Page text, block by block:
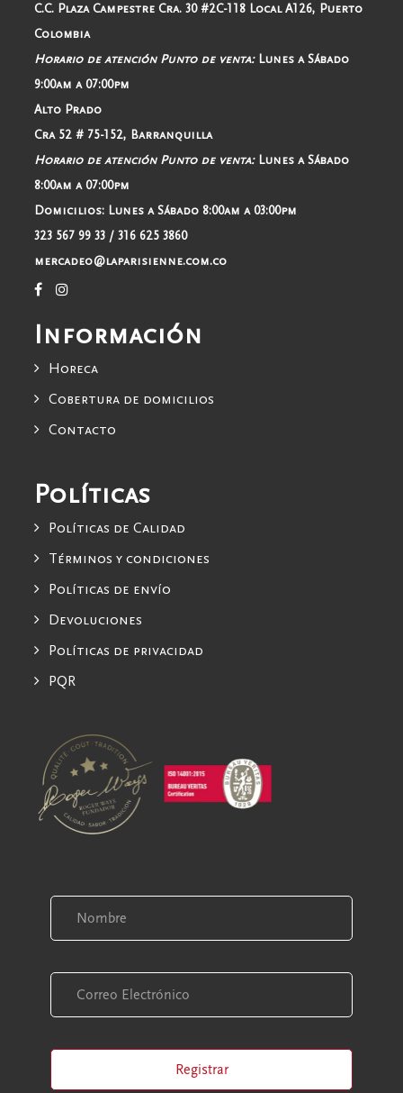
C.C. Plaza Campestre Cra. 30 #2C-118 Local A126, Puerto
Colombia
Horario de atención Punto de venta:Lunes a Sábado
9:00am a 07:00pm
Alto Prado
Cra 52 # 75-152, Barranquilla
Horario de atención Punto de venta:Lunes a Sábado
8:00am a 07:00pm
Domicilios:Lunes a Sábado 8:00am a 03:00pm
323 567 99 33 / 316 625 3860
mercadeo@laparisienne.com.co
Información
Horeca
Cobertura de domicilios
Contacto
Políticas
Políticas de Calidad
Términos y condiciones
Políticas de envío
Devoluciones
Políticas de privacidad
PQR
Registrar